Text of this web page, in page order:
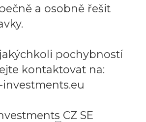
a osobně řešit
pochybností
kontaktovat na:
CZ SE